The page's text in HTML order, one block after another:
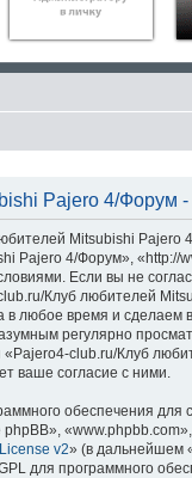
Pajero 4/Форум -
Mitsubishi
Pajero 4/Форум», «http://
Если вы не
Клуб любителей
в любое время и сделаем
регулярно
«Pajero4-club.ru/Клуб
ваше согласие с ними.
обеспечения для
v2» (в дальнейшем
для программного